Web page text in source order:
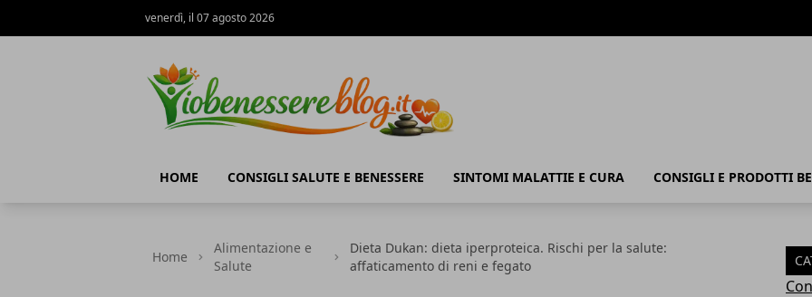
venerdì, il 07 agosto 2026
HOME CONSIGLI SALUTE E BENESSERE SINTOMI MALATTIE E CURA CONSIGLI E PRODOTTI
Home
Alimentazione e
Salute
Dieta Dukan: dieta iperproteica. Rischi per la salute:
affaticamento di reni e fegato